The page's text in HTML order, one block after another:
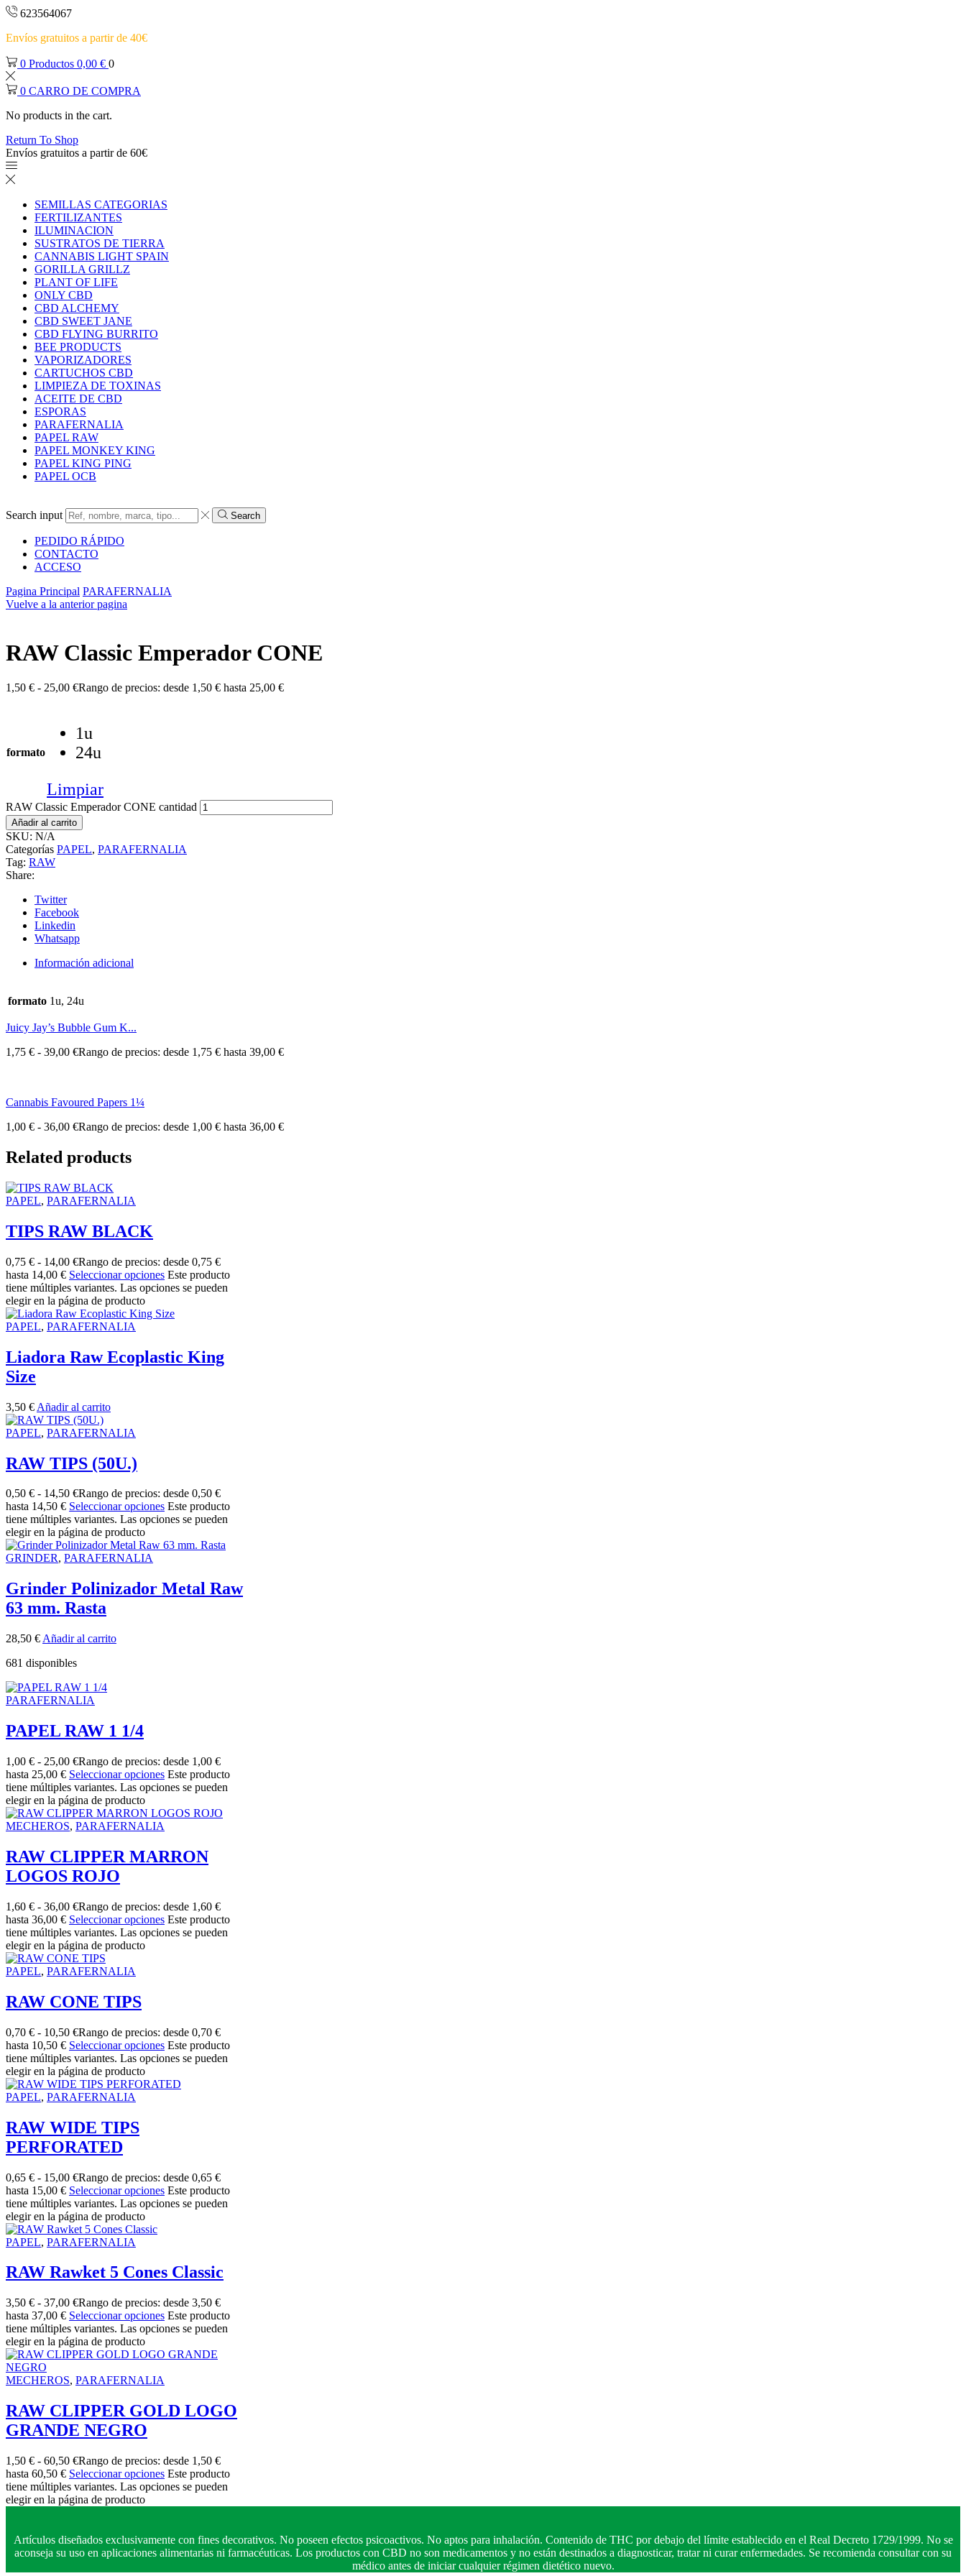
623564067
Envíos gratuitos a partir de 40€
0 Productos 0,00 € 0
0 CARRO DE COMPRA
No products in the cart.
Return To Shop
Envíos gratuitos a partir de 60€
SEMILLAS CATEGORIAS
FERTILIZANTES
ILUMINACION
SUSTRATOS DE TIERRA
CANNABIS LIGHT SPAIN
GORILLA GRILLZ
PLANT OF LIFE
ONLY CBD
CBD ALCHEMY
CBD SWEET JANE
CBD FLYING BURRITO
BEE PRODUCTS
VAPORIZADORES
CARTUCHOS CBD
LIMPIEZA DE TOXINAS
ACEITE DE CBD
ESPORAS
PARAFERNALIA
PAPEL RAW
PAPEL MONKEY KING
PAPEL KING PING
PAPEL OCB
Search input Search
PEDIDO RÁPIDO
CONTACTO
ACCESO
Pagina Principal PARAFERNALIA
Vuelve a la anterior pagina
RAW Classic Emperador CONE
1,50 € - 25,00 €Rango de precios: desde 1,50 € hasta 25,00 €
formato
1u
24u
Limpiar
RAW Classic Emperador CONE cantidad
Añadir al carrito
SKU: N/A
Categorías PAPEL, PARAFERNALIA
Tag: RAW
Share:
Twitter
Facebook
Linkedin
Whatsapp
Información adicional
formato 1u, 24u
Juicy Jay’s Bubble Gum K...
1,75 € - 39,00 €Rango de precios: desde 1,75 € hasta 39,00 €
Cannabis Favoured Papers 1¼
1,00 € - 36,00 €Rango de precios: desde 1,00 € hasta 36,00 €
Related products
PAPEL, PARAFERNALIA
TIPS RAW BLACK
0,75 € - 14,00 €Rango de precios: desde 0,75 €
hasta 14,00 € Seleccionar opciones Este producto
tiene múltiples variantes. Las opciones se pueden
elegir en la página de producto
PAPEL, PARAFERNALIA
Liadora Raw Ecoplastic King
Size
3,50 € Añadir al carrito
PAPEL, PARAFERNALIA
RAW TIPS (50U.)
0,50 € - 14,50 €Rango de precios: desde 0,50 €
hasta 14,50 € Seleccionar opciones Este producto
tiene múltiples variantes. Las opciones se pueden
elegir en la página de producto
GRINDER, PARAFERNALIA
Grinder Polinizador Metal Raw
63 mm. Rasta
28,50 € Añadir al carrito
681 disponibles
PARAFERNALIA
PAPEL RAW 1 1/4
1,00 € - 25,00 €Rango de precios: desde 1,00 €
hasta 25,00 € Seleccionar opciones Este producto
tiene múltiples variantes. Las opciones se pueden
elegir en la página de producto
MECHEROS, PARAFERNALIA
RAW CLIPPER MARRON
LOGOS ROJO
1,60 € - 36,00 €Rango de precios: desde 1,60 €
hasta 36,00 € Seleccionar opciones Este producto
tiene múltiples variantes. Las opciones se pueden
elegir en la página de producto
PAPEL, PARAFERNALIA
RAW CONE TIPS
0,70 € - 10,50 €Rango de precios: desde 0,70 €
hasta 10,50 € Seleccionar opciones Este producto
tiene múltiples variantes. Las opciones se pueden
elegir en la página de producto
PAPEL, PARAFERNALIA
RAW WIDE TIPS
PERFORATED
0,65 € - 15,00 €Rango de precios: desde 0,65 €
hasta 15,00 € Seleccionar opciones Este producto
tiene múltiples variantes. Las opciones se pueden
elegir en la página de producto
PAPEL, PARAFERNALIA
RAW Rawket 5 Cones Classic
3,50 € - 37,00 €Rango de precios: desde 3,50 €
hasta 37,00 € Seleccionar opciones Este producto
tiene múltiples variantes. Las opciones se pueden
elegir en la página de producto
MECHEROS, PARAFERNALIA
RAW CLIPPER GOLD LOGO
GRANDE NEGRO
1,50 € - 60,50 €Rango de precios: desde 1,50 €
hasta 60,50 € Seleccionar opciones Este producto
tiene múltiples variantes. Las opciones se pueden
elegir en la página de producto
Artículos diseñados exclusivamente con fines decorativos. No poseen efectos psicoactivos. No aptos para inhalación. Contenido de THC por debajo del límite establecido en el Real Decreto 1729/1999. No se
aconseja su uso en aplicaciones alimentarias ni farmacéuticas. Los productos con CBD no son medicamentos y no están destinados a diagnosticar, tratar ni curar enfermedades. Se recomienda consultar con su
médico antes de iniciar cualquier régimen dietético nuevo.